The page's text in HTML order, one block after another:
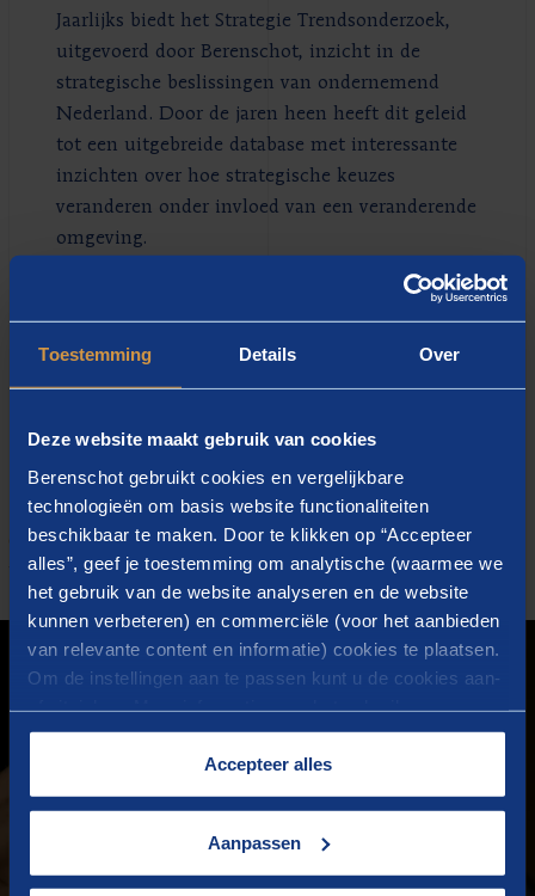
Toestemming Details Over
Deze website maakt gebruik van cookies
Berenschot gebruikt cookies en vergelijkbare
technologieën om basis website functionaliteiten
beschikbaar te maken. Door te klikken op “Accepteer
alles”, geef je toestemming om analytische (waarmee we
het gebruik van de website analyseren en de website
kunnen verbeteren) en commerciële (voor het aanbieden
van relevante content en informatie) cookies te plaatsen.
Om de instellingen aan te passen kunt u de cookies aan-
cookies op onze website treft u in onze
Accepteer alles
Aanpassen
Jaarlijks biedt het Strategie Trendsonderzoek,
uitgevoerd door Berenschot, inzicht in de
strategische beslissingen van ondernemend
Nederland. Door de jaren heen heeft dit geleid
tot een uitgebreide database met interessante
inzichten over hoe strategische keuzes
veranderen onder invloed van een veranderende
omgeving.
CASES
Waar we trots op zijn